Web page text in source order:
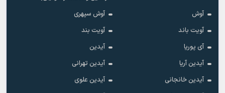
آوش
آوش سپهری
آویت باند
آویت بند
آی پوریا
آیدین
آیدین آریا
آیدین تهرانی
آیدین خانجانی
آیدین علوی